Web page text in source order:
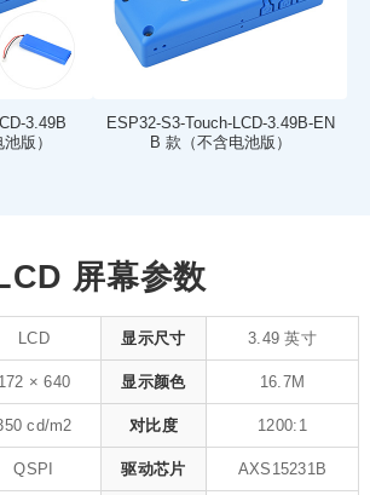
3.49B
版）
ESP32-S3-Touch-LCD-3.49B-EN
B 款（不含电池版）
屏幕参数
LCD 显示尺寸 3.49 英寸
172 × 640 显示颜色 16.7M
cd/m2 对比度 1200:1
QSPI 驱动芯片 AXS15231B